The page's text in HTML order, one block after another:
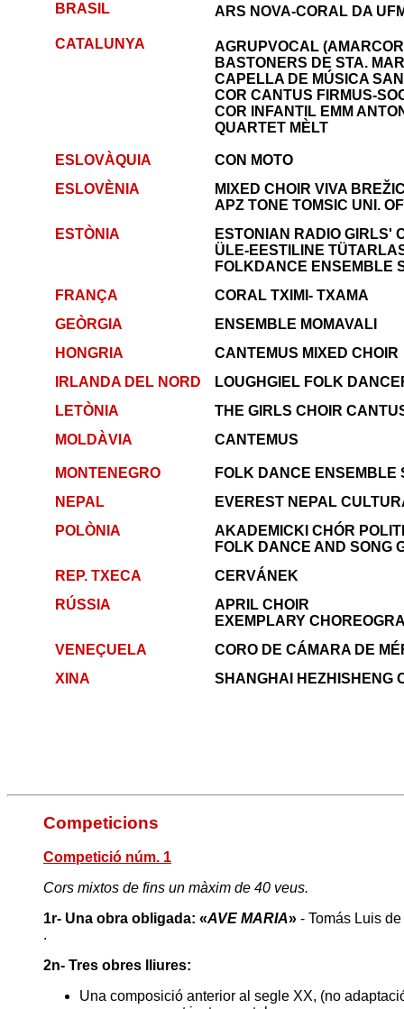
BRASIL ARS NOVA-CORAL DA
CATALUNYA
AGRUPVOCAL
BASTONERS DE STA.
CAPELLA DE MÚSICA
COR CANTUS FIRMUS-
COR INFANTIL EMM
QUARTET MÈLT
ESLOVÀQUIA
CON MOTO
ESLOVÈNIA
MIXED CHOIR VIVA
APZ TONE TOMSIC UNI.
ESTÒNIA
ESTONIAN RADIO GIRLS'
ÜLE-EESTILINE
FOLKDANCE ENSEMBLE
FRANÇA
CORAL TXIMI- TXAMA
GEÒRGIA
ENSEMBLE MOMAVALI
HONGRIA
CANTEMUS MIXED CHOIR
IRLANDA DEL NORD
LOUGHGIEL FOLK
LETÒNIA
THE GIRLS CHOIR
MOLDÀVIA
CANTEMUS
MONTENEGRO
FOLK DANCE ENSEMBLE
NEPAL
EVEREST NEPAL
POLÒNIA
AKADEMICKI CHÓR
FOLK DANCE AND SONG
REP. TXECA
CERVÁNEK
RÚSSIA
APRIL CHOIR
EXEMPLARY
VENEÇUELA
CORO DE CÁMARA DE
XINA
SHANGHAI HEZHISHENG
Competicions
Competició núm. 1
Cors mixtos de fins un màxim de 40 veus.
1r- Una obra obligada: «AVE MARIA» - Tomás Luis
.
2n- Tres obres lliures:
Una composició anterior al segle XX, (no